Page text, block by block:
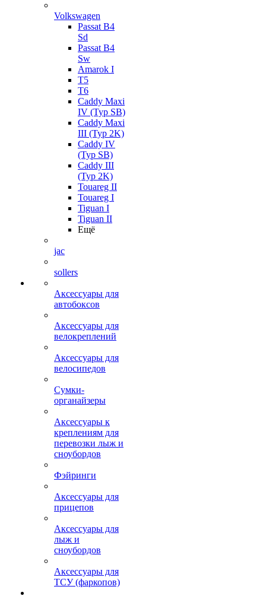
Volkswagen
Passat B4
Sd
Passat B4
Sw
Amarok I
T5
T6
Caddy Maxi
IV (Typ SB)
Caddy Maxi
III (Typ 2K)
Caddy IV
(Typ SB)
Caddy III
(Typ 2K)
Touareg II
Touareg I
Tiguan I
Tiguan II
Ещё
jac
sollers
Аксессуары для
автобоксов
Аксессуары для
велокреплений
Аксессуары для
велосипедов
Сумки-
органайзеры
Аксессуары к
креплениям для
перевозки лыж и
сноубордов
Фэйринги
Аксессуары для
прицепов
Аксессуары для
лыж и
сноубордов
Аксессуары для
ТСУ (фаркопов)